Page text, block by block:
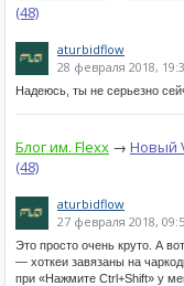
(48)
aturbidflow
28 февраля 2018,
Надеюсь, ты не серьезно
Блог им. Flexx → Новый
(48)
aturbidflow
27 февраля 2018,
Это просто очень круто. А
— хоткеи завязаны на
при «Нажмите Ctrl+Shift» у